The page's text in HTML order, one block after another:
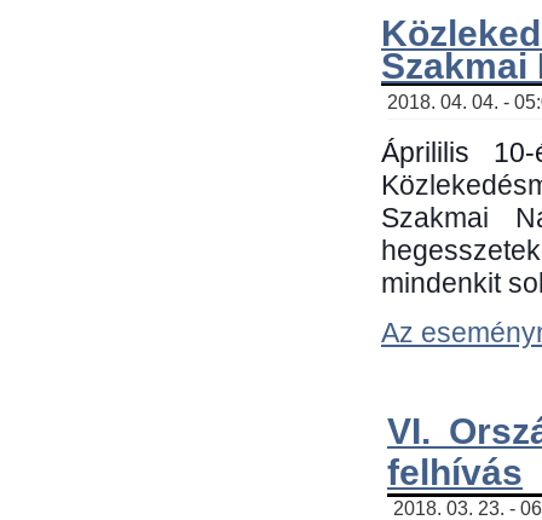
Szakmai
2018. 04. 04. -
Áprililis
Szakmai
mindenkit
Az
VI.
felhívás
2018. 03. 23. -